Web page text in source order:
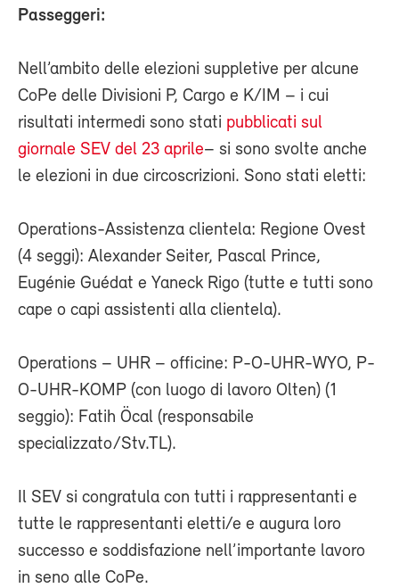
Passeggeri:
Nell’ambito delle elezioni suppletive per alcune
CoPe delle Divisioni P, Cargo e K/IM – i cui
risultati intermedi sono stati pubblicati sul
giornale SEV del 23 aprile– si sono svolte anche
le elezioni in due circoscrizioni. Sono stati eletti:
Operations-Assistenza clientela: Regione Ovest
(4 seggi): Alexander Seiter, Pascal Prince,
Eugénie Guédat e Yaneck Rigo (tutte e tutti sono
cape o capi assistenti alla clientela).
Operations – UHR – officine: P-O-UHR-WYO, P-
O-UHR-KOMP (con luogo di lavoro Olten) (1
seggio): Fatih Öcal (responsabile
specializzato/Stv.TL).
Il SEV si congratula con tutti i rappresentanti e
tutte le rappresentanti eletti/e e augura loro
successo e soddisfazione nell’importante lavoro
in seno alle CoPe.